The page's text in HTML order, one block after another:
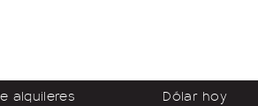
alquileres Dólar hoy